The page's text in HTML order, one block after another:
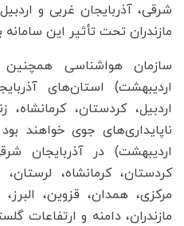
شرقی، آذربایجان غربی و
مازندران تحت تأثیر این
اردیبهشت) استان‌های
اردبیل، کردستان،
اردیبهشت) در آذربایجان
کردستان، کرمانشاه،
مرکزی، همدان، قزوین،
مازندران، دامنه و ارتفاعات